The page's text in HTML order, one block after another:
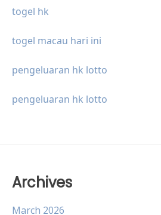
togel hk
togel macau hari ini
pengeluaran hk lotto
pengeluaran hk lotto
Archives
March 2026